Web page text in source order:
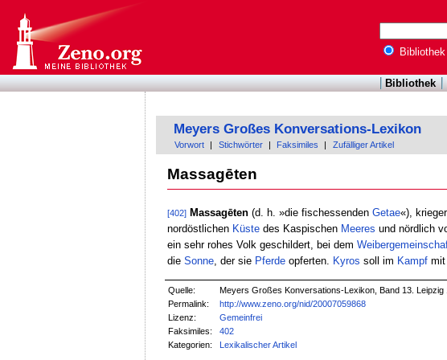
Bibliothek
Bibliothek
Meyers Großes Konversations-Lexikon
Vorwort Stichwörter Faksimiles Zufälliger Artikel
Massagēten
[402] Massagēten(d. h. »die fischessenden Getae«),
nordöstlichen Küstedes Kaspischen Meeres und nördlich
ein sehr rohes Volk geschildert, bei dem
die Sonne, der sie Pferdeopferten. Kyros soll im Kampfmit
Quelle:
Meyers Großes Konversations-Lexikon, Band 13. Leipzig
Permalink:
http://www.zeno.org/nid/20007059868
Lizenz:
Gemeinfrei
Faksimiles:
402
Kategorien:
Lexikalischer Artikel